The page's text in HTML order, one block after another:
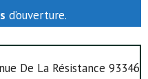
d’ouverture.
De La Résistance 93346